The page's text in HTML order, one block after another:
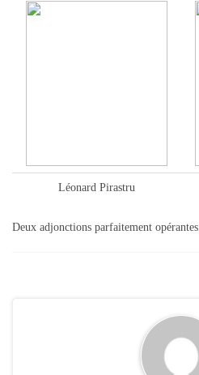
Léonard Pirastru
Deux adjonctions parfaitement opérantes.